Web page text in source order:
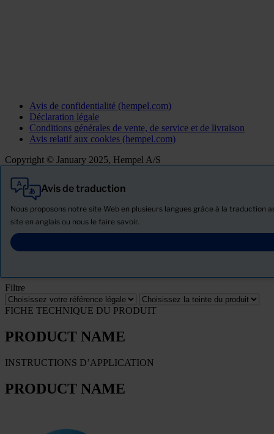
Avis de confidentialité (hempel.com)
Déclaration légale
Conditions générales de vente, de service et de livraison
Avis relatif aux cookies (hempel.com)
Copyright © January 2025, Hempel A/S
Avis de traduction
Nous proposons notre site Web en plusieurs langues grâce à la traduction
site en anglais ou nous le faire savoir.
Tout
Actualités
Télécharger la Fiche de données de sécurité
Filtre
FICHE TECHNIQUE DU PRODUIT
PRODUCT NAME
INSTRUCTIONS D’APPLICATION
PRODUCT NAME